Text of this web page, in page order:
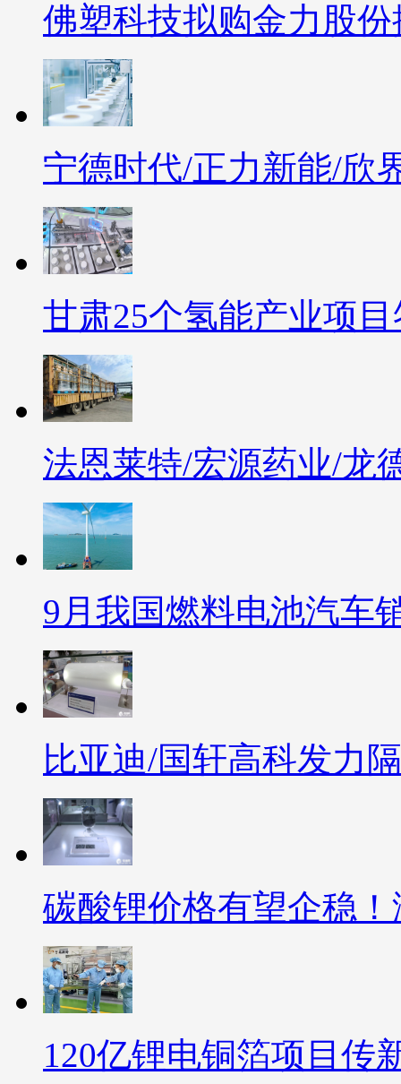
佛塑科技拟购金力股
宁德时代/正力新能/欣
甘肃25个氢能产业项
法恩莱特/宏源药业/龙
9月我国燃料电池汽车
比亚迪/国轩高科发力
碳酸锂价格有望企稳
120亿锂电铜箔项目传